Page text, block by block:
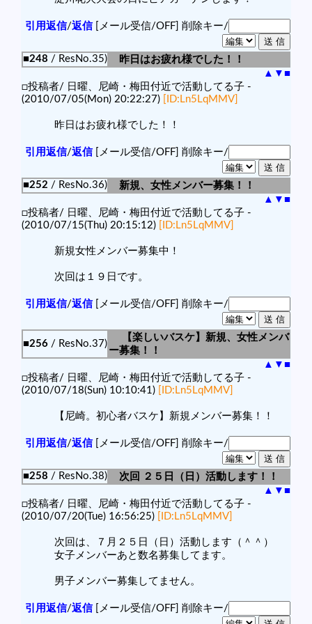
引用返信/返信[メール受信/OFF] 削除キー/
■248 / ResNo.35)
昨日はお疲れ様でした！！
▲ ▼ ■
□投稿者/ 日曜、尼崎・梅田付近で活動してる子 -
(2010/07/05(Mon) 20:22:27)
[ID:Ln5LqMMV]
昨日はお疲れ様でした！！
引用返信/返信[メール受信/OFF] 削除キー/
■252 / ResNo.36)
新規、女性メンバー募集！！
▲ ▼ ■
□投稿者/ 日曜、尼崎・梅田付近で活動してる子 -
(2010/07/15(Thu) 20:15:12)
[ID:Ln5LqMMV]
新規女性メンバー募集中！
次回は１９日です。
引用返信/返信[メール受信/OFF] 削除キー/
■256 / ResNo.37)
【楽しいバスケ】新規、女性メンバ
ー募集！！
▲ ▼ ■
□投稿者/ 日曜、尼崎・梅田付近で活動してる子 -
(2010/07/18(Sun) 10:10:41)
[ID:Ln5LqMMV]
【尼崎。初心者バスケ】新規メンバー募集！！
引用返信/返信[メール受信/OFF] 削除キー/
■258 / ResNo.38)
次回 ２５日（日）活動します！！
▲ ▼ ■
□投稿者/ 日曜、尼崎・梅田付近で活動してる子 -
(2010/07/20(Tue) 16:56:25)
[ID:Ln5LqMMV]
次回は、７月２５日（日）活動します（＾＾）
女子メンバーあと数名募集してます。
男子メンバー募集してません。
引用返信/返信[メール受信/OFF] 削除キー/